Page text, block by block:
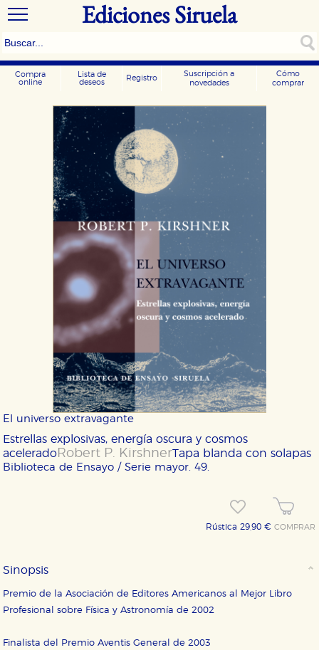
Ediciones Siruela
Compra
online
Lista de
deseos
Registro
Suscripción a
novedades
Cómo
comprar
El universo extravagante
Estrellas explosivas, energía oscura y cosmos
aceleradoRobert P. Kirshner
Biblioteca de Ensayo / Serie mayor. 49.
Tapa blanda con solapas
Rústica 29,90 €COMPRAR
Sinopsis
Premio de la Asociación de Editores Americanos al Mejor Libro
Profesional sobre Física y Astronomía de 2002
Finalista del Premio Aventis General de 2003